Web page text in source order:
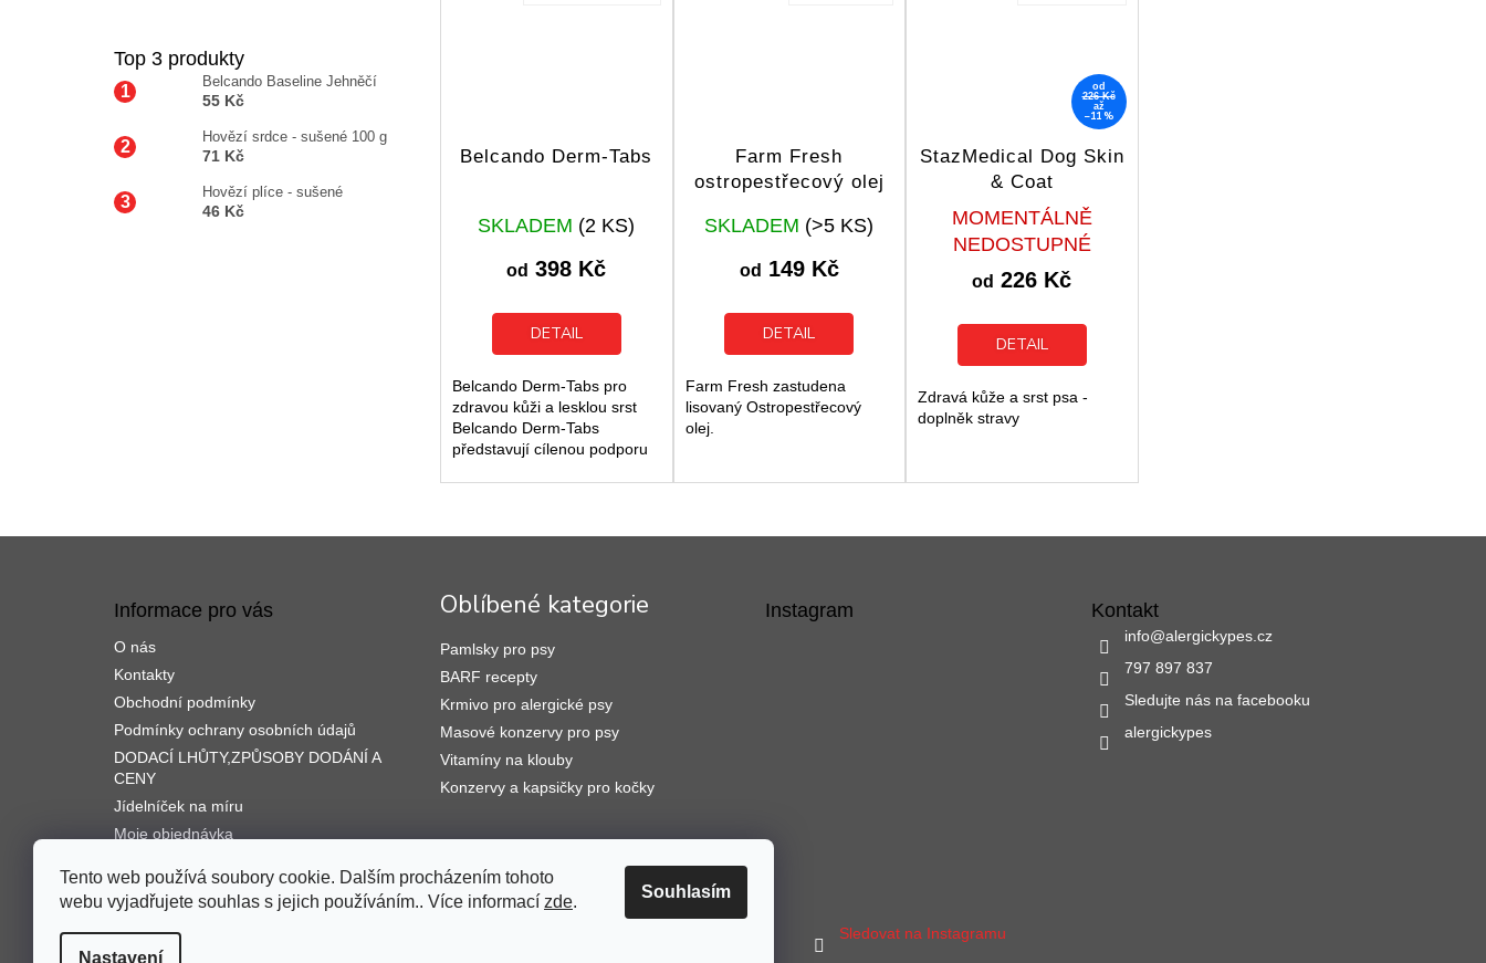
Tento web používá soubory cookie. Dalším procházením tohoto
webu vyjadřujete souhlas s jejich používáním.. Více informací zde.
Nastavení
Souhlasím
Top 3 produkty
Belcando Baseline Jehněčí
55 Kč
Hovězí srdce - sušené 100 g
71 Kč
Hovězí plíce - sušené
46 Kč
Belcando Derm-Tabs
hodnocení
je
z
5
hvězdiček.
SKLADEM (2 KS)
od 398 Kč
DETAIL
Belcando Derm-Tabs pro
zdravou kůži a lesklou srst
Belcando Derm-Tabs
představují cílenou podporu
Farm Fresh
ostropestřecový olej
hodnocení
je
z
5
hvězdiček.
SKLADEM (>5 KS)
od 149 Kč
DETAIL
Farm Fresh zastudena
lisovaný Ostropestřecový
olej.
od
226 Kč
až
–11 %
StazMedical Dog Skin
& Coat
Průměrné
hodnocení
produktu
je
5
hvězdiček.
MOMENTÁLNĚ
NEDOSTUPNÉ
od 226 Kč
DETAIL
Zdravá kůže a srst psa -
doplněk stravy
Z
Informace pro vás
O nás
Kontakty
Obchodní podmínky
Podmínky ochrany osobních údajů
DODACÍ LHŮTY,ZPŮSOBY DODÁNÍ A
CENY
Jídelníček na míru
Moje objednávka
Oblíbené kategorie
Pamlsky pro psy
BARF recepty
Krmivo pro alergické psy
Masové konzervy pro psy
Vitamíny na klouby
Konzervy a kapsičky pro kočky
Instagram
Sledovat na Instagramu
Kontakt
info@alergickypes.cz
797 897 837
Sledujte nás na facebooku
alergickypes